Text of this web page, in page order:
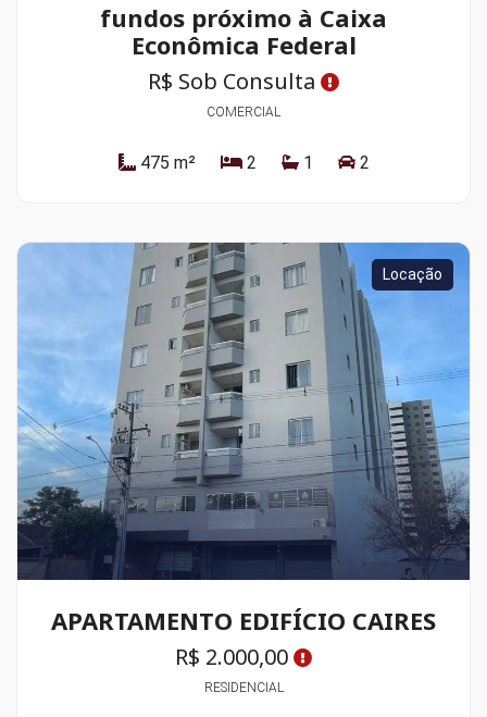
fundos próximo à Caixa
Econômica Federal
R$ Sob Consulta
COMERCIAL
475 m² 2 1 2
Locação
APARTAMENTO EDIFÍCIO CAIRES
R$ 2.000,00
RESIDENCIAL